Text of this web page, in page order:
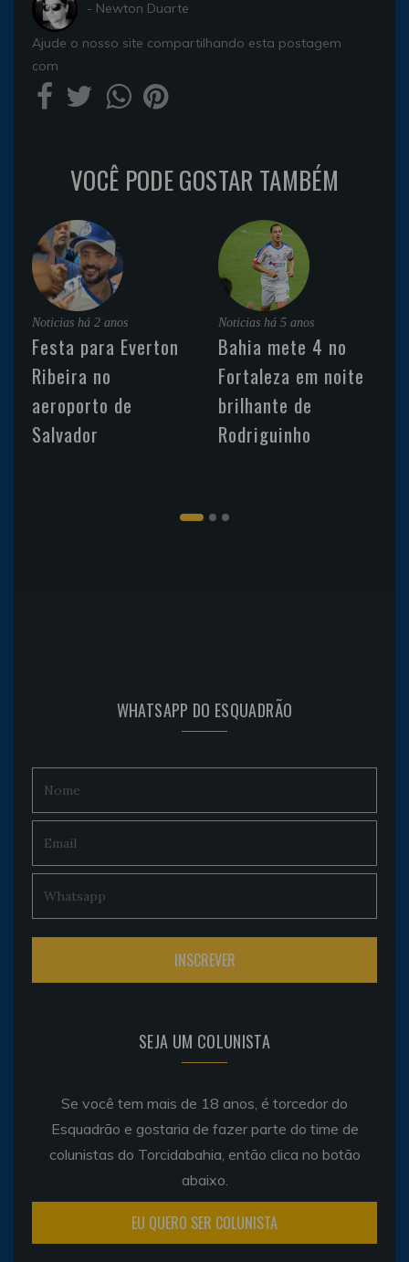
- Newton Duarte
Ajude o nosso site compartilhando esta postagem
com
VOCÊ PODE GOSTAR TAMBÉM
Noticias há 2 anos
Festa para Everton
Ribeira no
aeroporto de
Salvador
Noticias há 5 anos
Bahia mete 4 no
Fortaleza em noite
brilhante de
Rodriguinho
WHATSAPP DO ESQUADRÃO
SEJA UM COLUNISTA
Se você tem mais de 18 anos, é torcedor do
Esquadrão e gostaria de fazer parte do time de
colunistas do Torcidabahia, então clica no botão
abaixo.
EU QUERO SER COLUNISTA